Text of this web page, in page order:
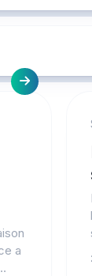
a